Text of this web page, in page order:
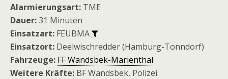
Alarmierungsart: TME
Dauer:31 Minuten
Einsatzart: FEUBMA
Einsatzort: Deelwischredder (Hamburg-Tonndorf)
Fahrzeuge: FF Wandsbek-Marienthal
Weitere Kräfte: BF Wandsbek, Polizei